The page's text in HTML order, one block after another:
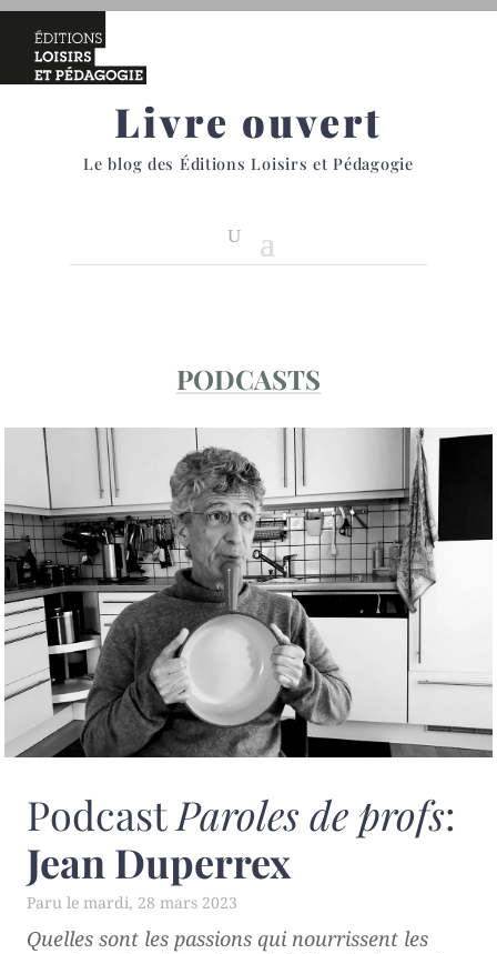
Livre ouvert
Le blog des Éditions Loisirs et Pédagogie
PODCASTS
PodcastParoles de profs:
Jean Duperrex
mardi, 28 mars 2023
Quelles sont les passions qui nourrissent les